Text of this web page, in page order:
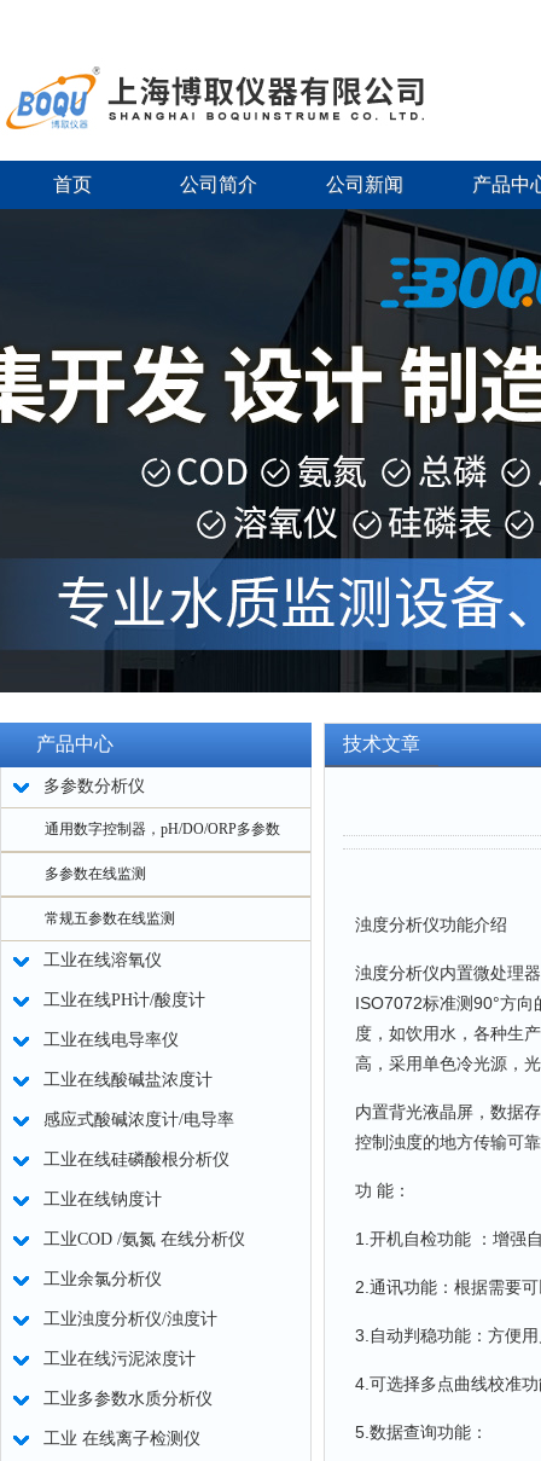
首页 公司简介 公司新闻 产品中
产品中心
多参数分析仪
通用数字控制器，pH/DO/ORP多参数
多参数在线监测
常规五参数在线监测
工业在线溶氧仪
工业在线PH计/酸度计
工业在线电导率仪
工业在线酸碱盐浓度计
感应式酸碱浓度计/电导率
工业在线硅磷酸根分析仪
工业在线钠度计
工业COD /氨氮 在线分析仪
工业余氯分析仪
工业浊度分析仪/浊度计
工业在线污泥浓度计
工业多参数水质分析仪
工业 在线离子检测仪
技术文章
浊度分析仪功能介绍
浊度分析仪内置微处理
ISO7072标准测90°方
度，如饮用水，各种生
高，采用单色冷光源，
内置背光液晶屏，数据
控制浊度的地方传输可
功 能：
1.开机自检功能 ：增强
2.通讯功能：根据需要
3.自动判稳功能：方便
4.可选择多点曲线校准
5.数据查询功能：